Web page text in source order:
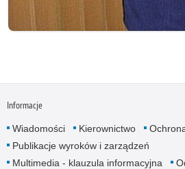
Informacje
Wiadomości Kierownictwo
Publikacje wyroków i zarządzeń
Multimedia - klauzula informacyjna